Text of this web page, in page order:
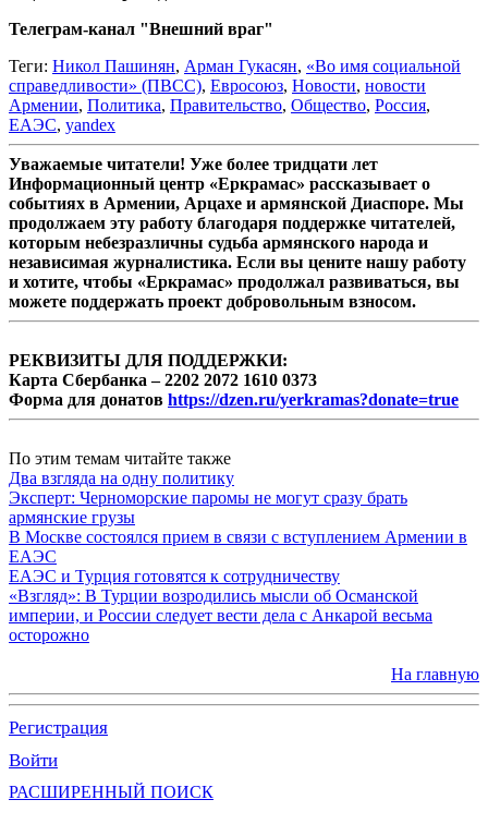
Телеграм-канал "Внешний враг"
Теги: Никол Пашинян, Арман Гукасян, «Во имя социальной
справедливости» (ПВСС), Евросоюз, Новости, новости
Армении, Политика, Правительство, Общество, Россия,
ЕАЭС, yandex
Уважаемые читатели! Уже более тридцати лет
Информационный центр «Еркрамас» рассказывает о
событиях в Армении, Арцахе и армянской Диаспоре. Мы
продолжаем эту работу благодаря поддержке читателей,
которым небезразличны судьба армянского народа и
независимая журналистика. Если вы цените нашу работу
и хотите, чтобы «Еркрамас» продолжал развиваться, вы
можете поддержать проект добровольным взносом.
РЕКВИЗИТЫ ДЛЯ ПОДДЕРЖКИ:
Карта Сбербанка – 2202 2072 1610 0373
Форма для донатов https://dzen.ru/yerkramas?donate=true
По этим темам читайте также
Два взгляда на одну политику
Эксперт: Черноморские паромы не могут сразу брать
армянские грузы
В Москве состоялся прием в связи с вступлением Армении в
ЕАЭС
ЕАЭС и Турция готовятся к сотрудничеству
«Взгляд»: В Турции возродились мысли об Османской
империи, и России следует вести дела с Анкарой весьма
осторожно
На главную
Регистрация
Войти
РАСШИРЕННЫЙ ПОИСК